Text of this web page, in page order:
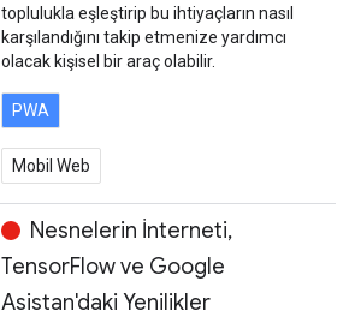
toplulukla eşleştirip bu ihtiyaçların nasıl
karşılandığını takip etmenize yardımcı
olacak kişisel bir araç olabilir.
PWA
Mobil Web
Nesnelerin İnterneti,
TensorFlow ve Google
Asistan'daki Yenilikler